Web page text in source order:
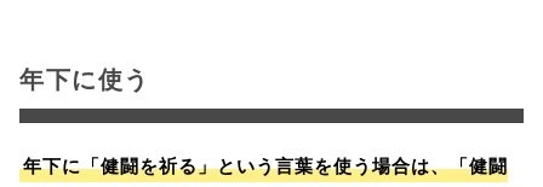
年下に使う
年下に「健闘を祈る」という言葉を使う場合は、「健闘